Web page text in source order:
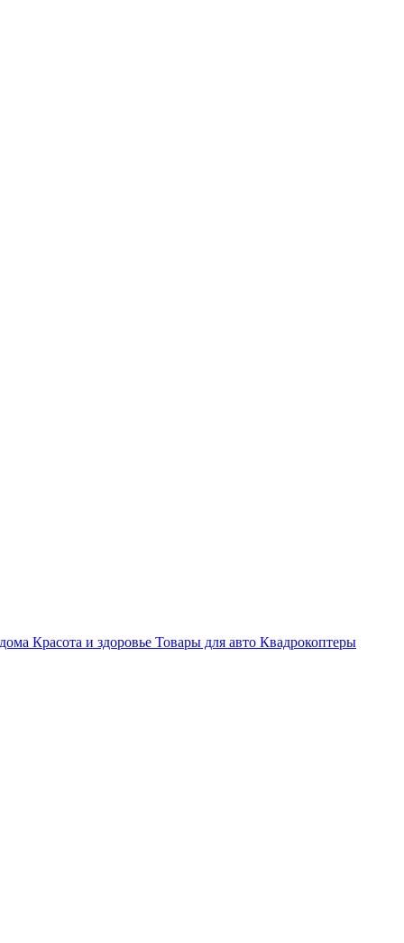
Красота и здоровье Товары для авто Квадрокоптеры